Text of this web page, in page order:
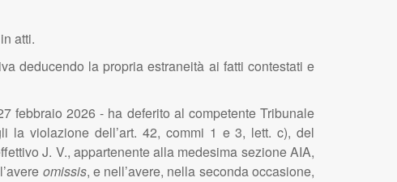
atti.
deducendo la propria estraneità ai fatti contestati e
febbraio 2026 - ha deferito al competente Tribunale
la violazione dell’art. 42, commi 1 e 3, lett. c), del
J. V., appartenente alla medesima sezione AIA,
omissis, e nell’avere, nella seconda occasione,